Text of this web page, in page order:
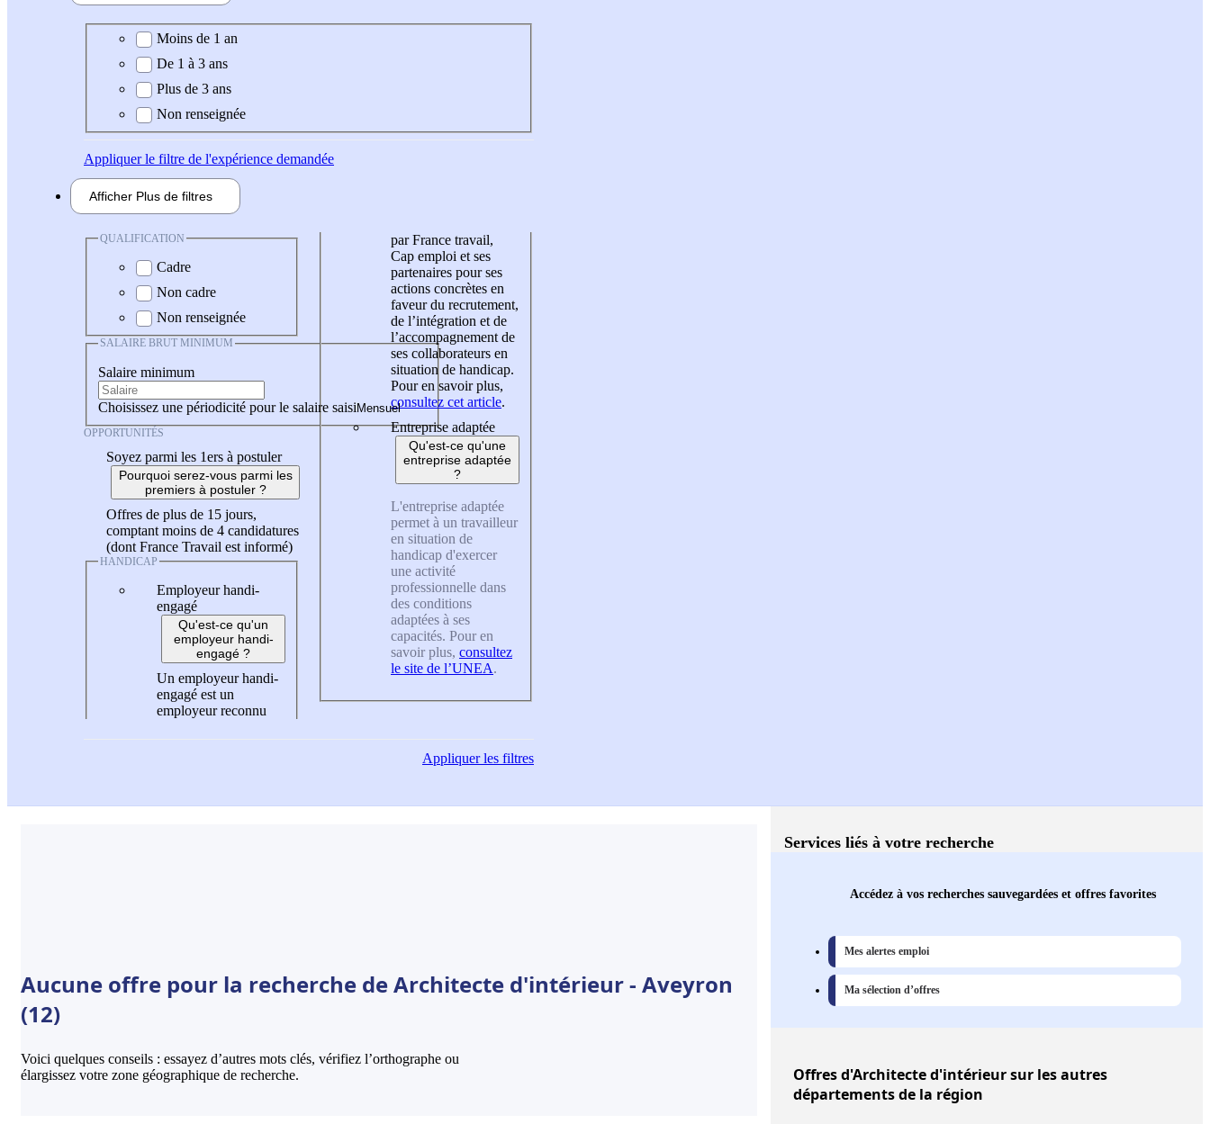
Expérience demandée
Moins de 1 an
De 1 à 3 ans
Plus de 3 ans
Non renseignée
Appliquerle filtre de l'expérience demandée
Afficher Plus de filtres
QUALIFICATION
Cadre
Non cadre
Non renseignée
SALAIRE BRUT MINIMUM
Salaire minimum
Choisissez une périodicité pour le salaire saisi
OPPORTUNITÉS
Soyez parmi les 1ers à postuler
Pourquoi serez-vous parmi les
premiers à postuler ?
Offres de plus de 15 jours,
comptant moins de 4 candidatures
(dont France Travail est informé)
HANDICAP
Employeur handi-
engagé
Qu'est-ce qu'un
employeur handi-
engagé ?
Un employeur handi-
engagé est un
employeur reconnu
par France travail,
Cap emploi et ses
partenaires pour ses
actions concrètes en
faveur du recrutement,
de l’intégration et de
l’accompagnement de
ses collaborateurs en
situation de handicap.
Pour en savoir plus,
consultez cet article.
Entreprise adaptée
Qu'est-ce qu'une
entreprise adaptée
?
L'entreprise adaptée
permet à un travailleur
en situation de
handicap d'exercer
une activité
professionnelle dans
des conditions
adaptées à ses
capacités. Pour en
savoir plus, consultez
le site de l’UNEA.
Appliquerles filtres
Aucune offre pour la recherche de Architecte d'intérieur - Aveyron
(12)
Voici quelques conseils : essayez d’autres mots clés, vérifiez l’orthographe ou
élargissez votre zone géographique de recherche.
Services liés à votre recherche
Accédez à vos recherches sauvegardées et offres favorites
Mes alertes emploi
Ma sélection d’offres
Offresd'Architecte d'intérieur sur les autres
départements de la région